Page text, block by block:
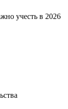
учесть в 2026